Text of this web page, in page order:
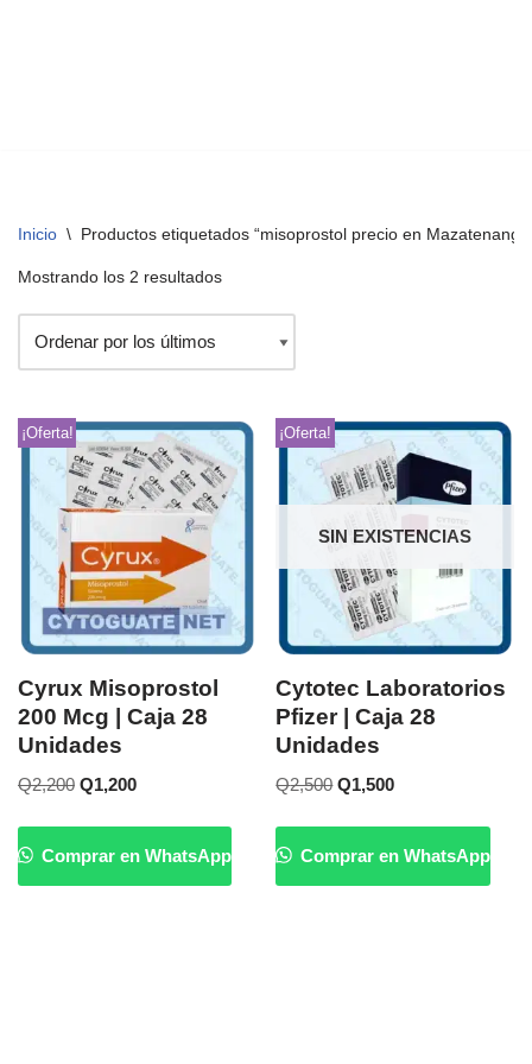
Inicio \ Productos etiquetados “misoprostol precio en
Mostrando los 2 resultados
¡Oferta!
Cyrux Misoprostol
200 Mcg | Caja 28
Unidades
Q2,200 Q1,200
Comprar en WhatsApp
SIN EXISTENCIAS
¡Oferta!
Cytotec Laboratorios
Pfizer | Caja 28
Unidades
Q2,500 Q1,500
Comprar en WhatsApp